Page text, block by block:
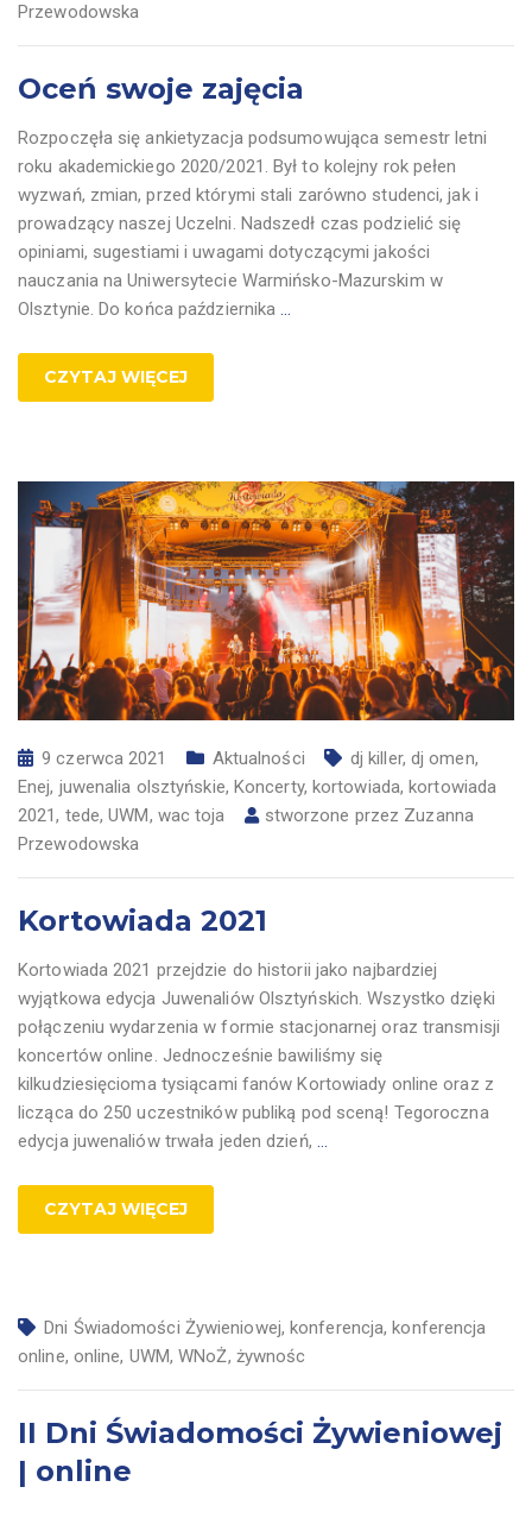
Przewodowska
Oceń swoje zajęcia
Rozpoczęła się ankietyzacja podsumowująca semestr letni
roku akademickiego 2020/2021. Był to kolejny rok pełen
wyzwań, zmian, przed którymi stali zarówno studenci, jak i
prowadzący naszej Uczelni. Nadszedł czas podzielić się
opiniami, sugestiami i uwagami dotyczącymi jakości
nauczania na Uniwersytecie Warmińsko-Mazurskim w
Olsztynie. Do końca października…
CZYTAJ WIĘCEJ
9 czerwca 2021 Aktualności dj killer, dj omen,
Enej, juwenalia olsztyńskie, Koncerty, kortowiada,kortowiada
2021, tede,UWM, wac toja stworzone przez Zuzanna
Przewodowska
Kortowiada 2021
Kortowiada 2021 przejdzie do historii jako najbardziej
wyjątkowa edycja Juwenaliów Olsztyńskich. Wszystko dzięki
połączeniu wydarzenia w formie stacjonarnej oraz transmisji
koncertów online. Jednocześnie bawiliśmy się
kilkudziesięcioma tysiącami fanów Kortowiady online oraz z
licząca do 250 uczestników publiką pod sceną! Tegoroczna
edycja juwenaliów trwała jeden dzień, …
CZYTAJ WIĘCEJ
Dni Świadomości Żywieniowej,konferencja,konferencja
online, online, UWM,WNoŻ, żywnośc
II Dni Świadomości Żywieniowej
| online